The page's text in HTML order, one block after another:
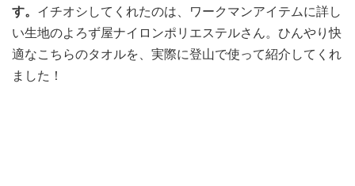
す。 イチオシしてくれたのは、ワークマンアイテムに詳し
い生地のよろず屋ナイロンポリエステルさん。ひんやり快
適なこちらのタオルを、実際に登山で使って紹介してくれ
ました！